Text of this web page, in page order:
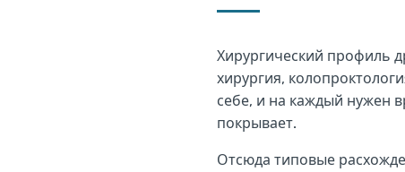
Хирургический профиль
хирургия,
себе, и на каждый нужен
покрывает.
Отсюда типовые